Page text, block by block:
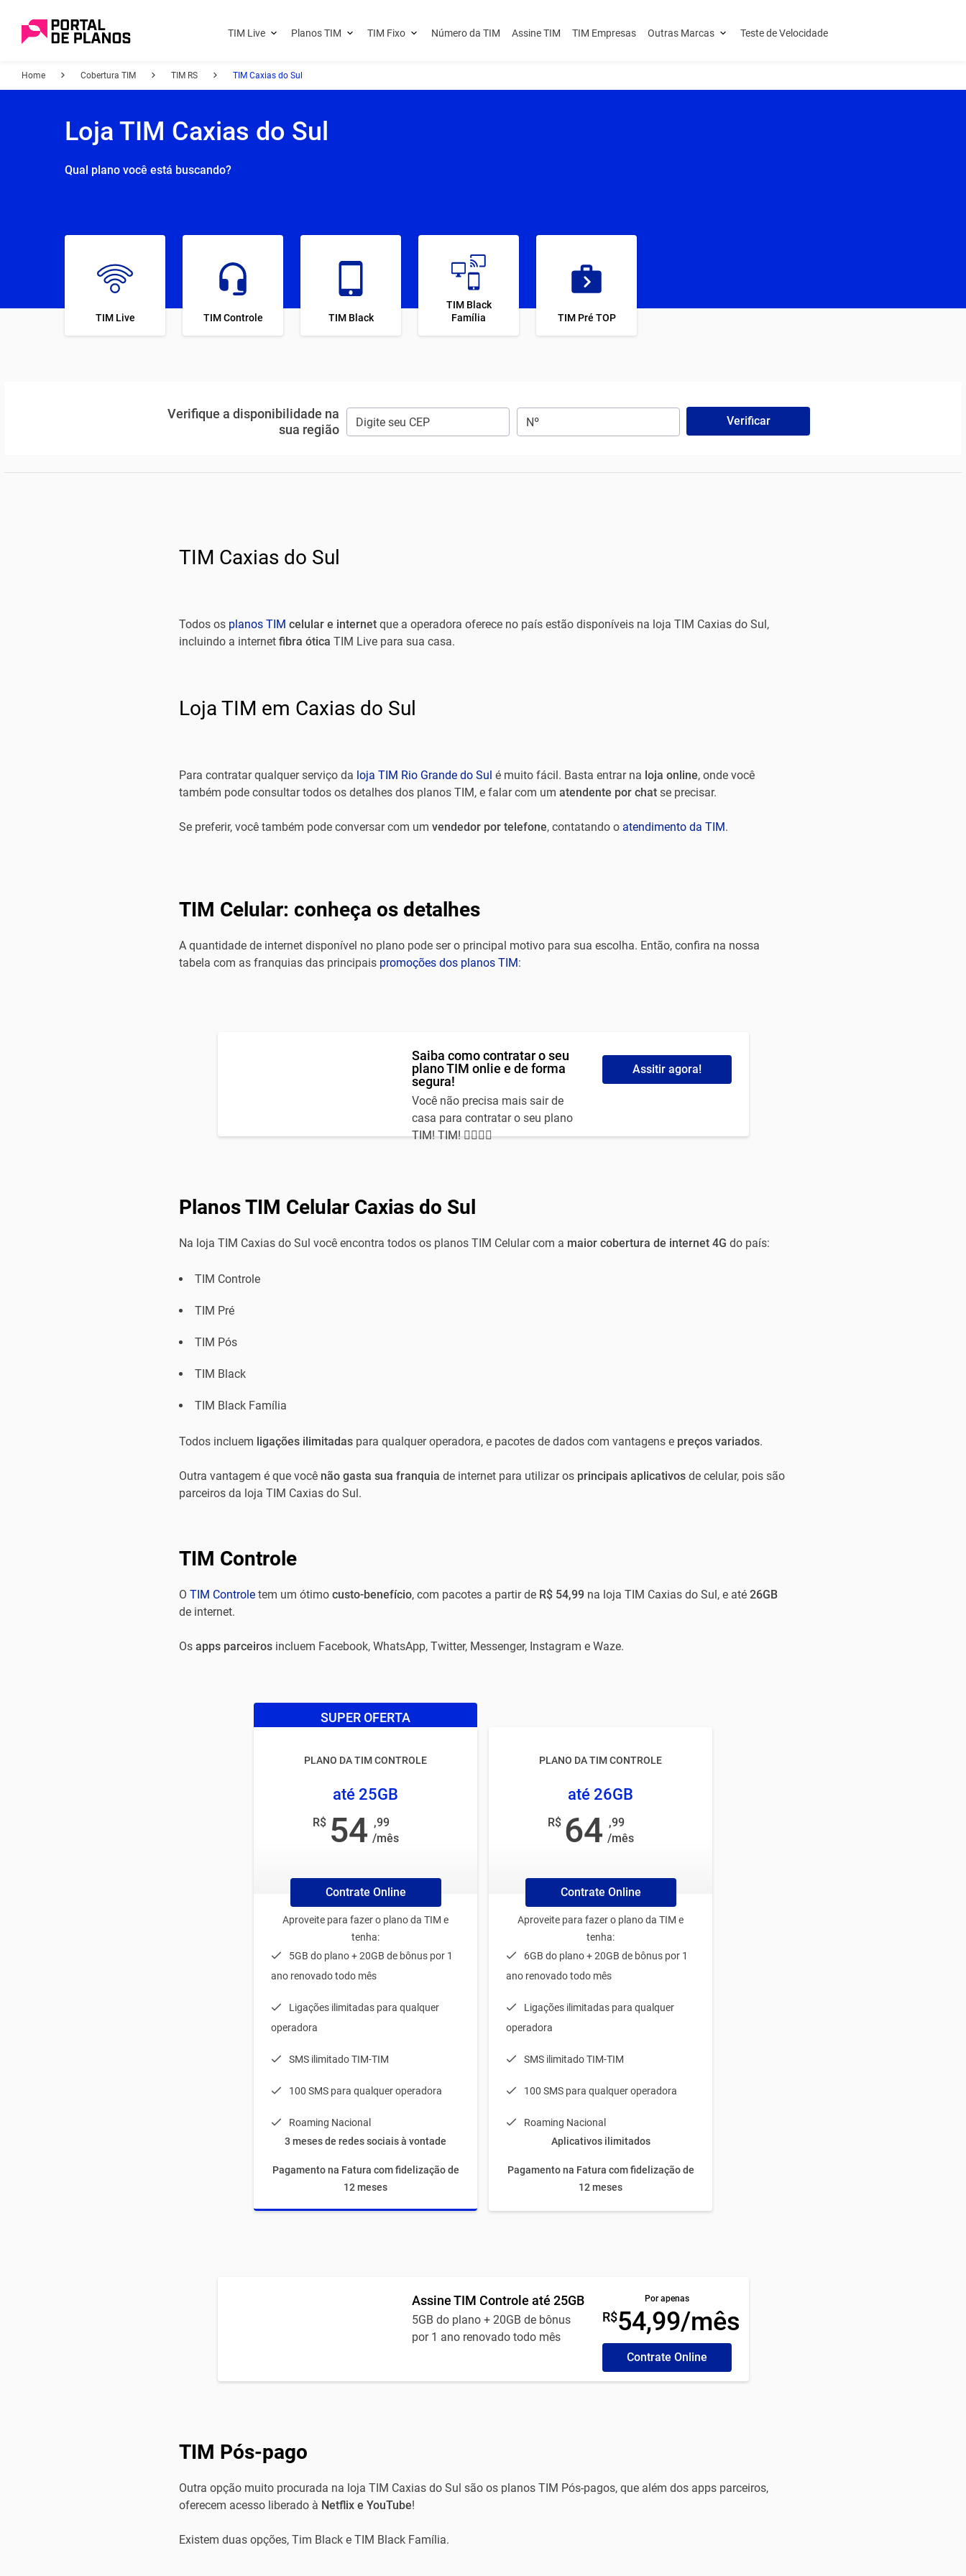
TIM Live Planos TIM TIM Fixo Número da TIM Assine TIM TIM Empresas Outras Marcas Teste de Velocidade
Home Cobertura TIM TIM RS TIM Caxias do Sul
Loja TIM Caxias do Sul
Qual plano você está buscando?
TIM Live TIM Controle TIM Black
TIM Black
Família
TIM Pré TOP
Verifique a disponibilidade na
sua região
Verificar
TIM Caxias do Sul
Todos os planos TIM celular e internet que a operadora oferece no país estão disponíveis na loja TIM Caxias do Sul,
incluindo a internet fibra ótica TIM Live para sua casa.
Loja TIM em Caxias do Sul
Para contratar qualquer serviço da loja TIM Rio Grande do Sul é muito fácil. Basta entrar na loja online, onde você
também pode consultar todos os detalhes dos planos TIM, e falar com um atendente por chat se precisar.
Se preferir, você também pode conversar com um vendedor por telefone, contatando o atendimento da TIM.
TIM Celular: conheça os detalhes
A quantidade de internet disponível no plano pode ser o principal motivo para sua escolha. Então, confira na nossa
tabela com as franquias das principaispromoções dos planos TIM:
Saiba como contratar o seu
plano TIM onlie e de forma
segura!
Você não precisa mais sair de
casa para contratar o seu plano
TIM! TIM! 🙅‍♀️🙅‍♂️
Assitir agora!
Planos TIM Celular Caxias do Sul
Na loja TIM Caxias do Sul você encontra todos os planos TIM Celular com a maior cobertura de internet 4G do país:
TIM Controle
TIM Pré
TIM Pós
TIM Black
TIM Black Família
Todos incluem ligações ilimitadas para qualquer operadora, e pacotes de dados com vantagens e preços variados.
Outra vantagem é que você não gasta sua franquia de internet para utilizar os principais aplicativos de celular, pois são
parceiros da loja TIM Caxias do Sul.
TIM Controle
O TIM Controletem um ótimo custo-benefício, com pacotes a partir de R$ 54,99 na loja TIM Caxias do Sul, e até 26GB
de internet.
Os apps parceiros incluem Facebook, WhatsApp, Twitter, Messenger, Instagram e Waze.
SUPER OFERTA
PLANO DA TIM CONTROLE
até 25GB
R$ 54 ,99
/mês
Contrate Online
Aproveite para fazer o plano da TIM e
tenha:
5GB do plano + 20GB de bônus por 1
ano renovado todo mês
Ligações ilimitadas para qualquer
operadora
SMS ilimitado TIM-TIM
100 SMS para qualquer operadora
Roaming Nacional
3 meses de redes sociais à vontade
Pagamento na Fatura com fidelização de
12 meses
PLANO DA TIM CONTROLE
até 26GB
R$ 64 ,99
/mês
Contrate Online
Aproveite para fazer o plano da TIM e
tenha:
6GB do plano + 20GB de bônus por 1
ano renovado todo mês
Ligações ilimitadas para qualquer
operadora
SMS ilimitado TIM-TIM
100 SMS para qualquer operadora
Roaming Nacional
Aplicativos ilimitados
Pagamento na Fatura com fidelização de
12 meses
Assine TIM Controle até 25GB
5GB do plano + 20GB de bônus
por 1 ano renovado todo mês
Por apenas
R$54,99/mês
Contrate Online
TIM Pós-pago
Outra opção muito procurada na loja TIM Caxias do Sul são os planos TIM Pós-pagos, que além dos apps parceiros,
oferecem acesso liberado à Netflix e YouTube!
Existem duas opções, Tim Black e TIM Black Família.